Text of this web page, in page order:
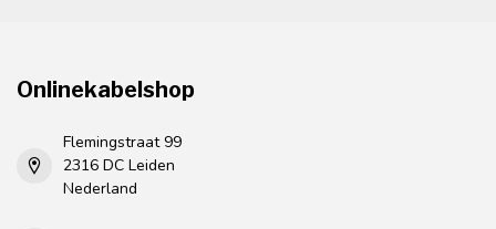
Onlinekabelshop
Flemingstraat 99
2316 DC Leiden
Nederland